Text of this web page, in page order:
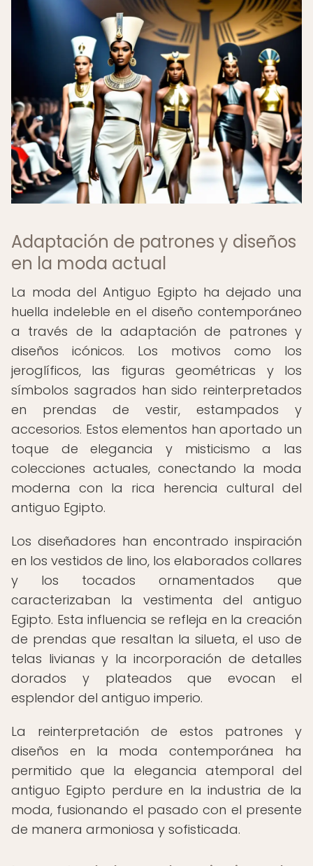
Adaptación de patrones y diseños
en la moda actual
La moda del Antiguo Egipto ha dejado una
huella indeleble en el diseño contemporáneo
a través de la adaptación de patrones y
diseños icónicos. Los motivos como los
jeroglíficos, las figuras geométricas y los
símbolos sagrados han sido reinterpretados
en prendas de vestir, estampados y
accesorios. Estos elementos han aportado un
toque de elegancia y misticismo a las
colecciones actuales, conectando la moda
moderna con la rica herencia cultural del
antiguo Egipto.
Los diseñadores han encontrado inspiración
en los vestidos de lino, los elaborados collares
y los tocados ornamentados que
caracterizaban la vestimenta del antiguo
Egipto. Esta influencia se refleja en la creación
de prendas que resaltan la silueta, el uso de
telas livianas y la incorporación de detalles
dorados y plateados que evocan el
esplendor del antiguo imperio.
La reinterpretación de estos patrones y
diseños en la moda contemporánea ha
permitido que la elegancia atemporal del
antiguo Egipto perdure en la industria de la
moda, fusionando el pasado con el presente
de manera armoniosa y sofisticada.